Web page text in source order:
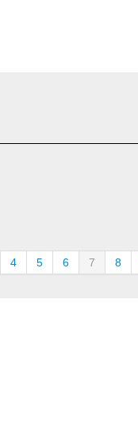
4 5 6 7 8